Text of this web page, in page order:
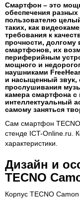
Смартфон – это
обеспечения
пользователю
таких, как
требования к
прочности,
смартфонов, их
периферийным
мощного и
наушниками
и насыщенный звук,
прослушивания
камера смартфона
интеллектуальный
самому заняться
Сам смартфон
стенде ICT-Online.ru.
характеристики.
Дизайн и
TECNO
Корпус TECNO